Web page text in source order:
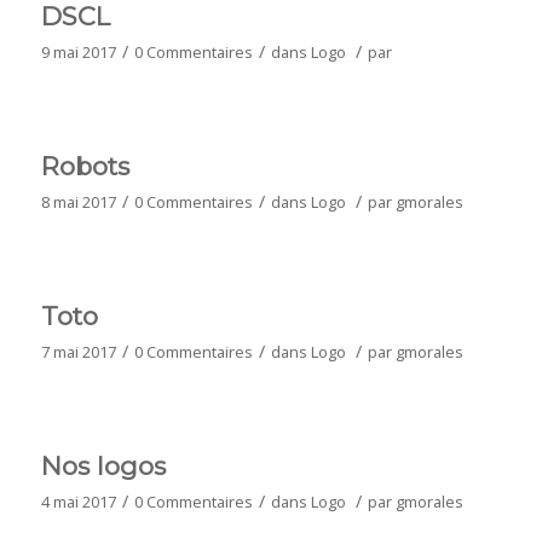
DSCL
9 mai 2017 / 0 Commentaires / dans Logo / par
Robots
8 mai 2017 / 0 Commentaires / dans Logo / par gmorales
Toto
7 mai 2017 / 0 Commentaires / dans Logo / par gmorales
Nos logos
4 mai 2017 / 0 Commentaires / dans Logo / par gmorales